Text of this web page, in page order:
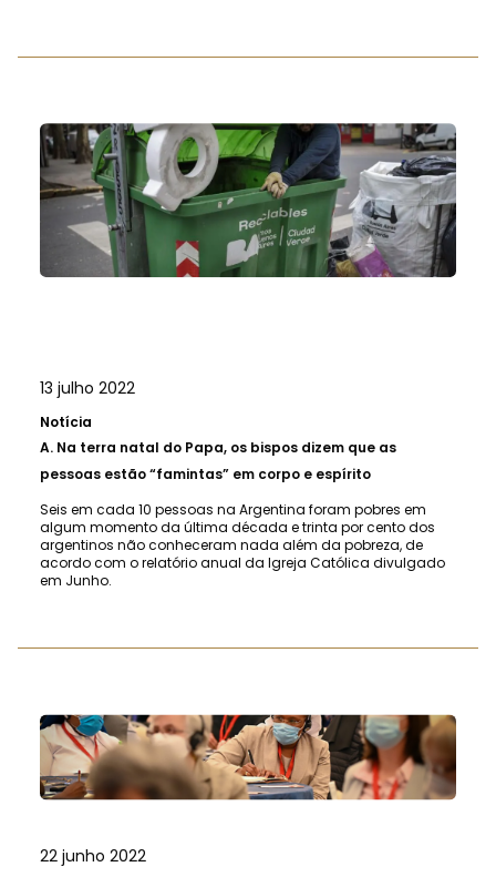
13 julho 2022
Notícia
A. Na terra natal do Papa, os bispos dizem que as
pessoas estão “famintas” em corpo e espírito
Seis em cada 10 pessoas na Argentina foram pobres em
algum momento da última década e trinta por cento dos
argentinos não conheceram nada além da pobreza, de
acordo com o relatório anual da Igreja Católica divulgado
em Junho.
22 junho 2022